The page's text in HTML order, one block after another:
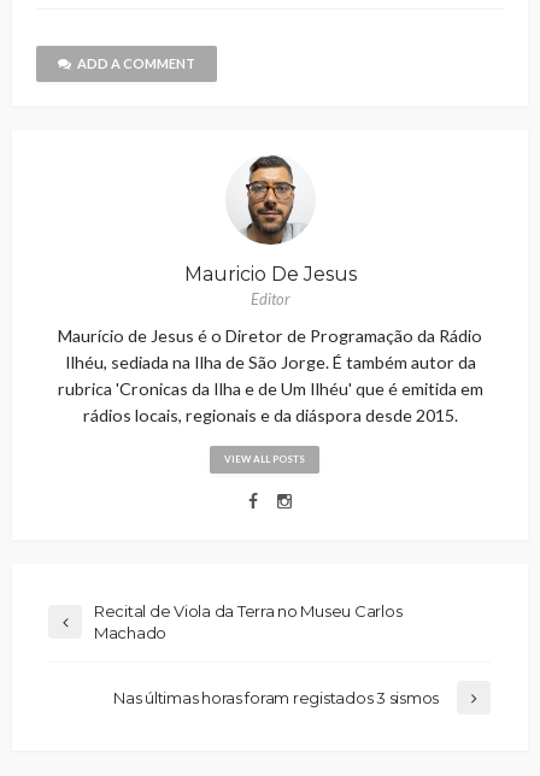
ADD A COMMENT
Mauricio De Jesus
Editor
Maurício de Jesus é o Diretor de Programação da Rádio
Ilhéu, sediada na Ilha de São Jorge. É também autor da
rubrica 'Cronicas da Ilha e de Um Ilhéu' que é emitida em
rádios locais, regionais e da diáspora desde 2015.
VIEW ALL POSTS
Recital de Viola da Terra no Museu Carlos
Machado
Nas últimas horas foram registados 3 sismos